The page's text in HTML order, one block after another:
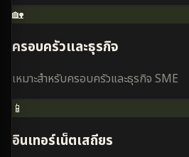
🏡
ครอบครัวและธุรกิจ
เหมาะสำหรับครอบครัวและธุรกิจ SME
📱
อินเทอร์เน็ตเสถียร